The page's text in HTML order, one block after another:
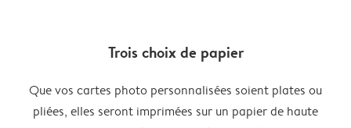
Trois choix de papier
Que vos cartes photo personnalisées soient plates ou
pliées, elles seront imprimées sur un papier de haute